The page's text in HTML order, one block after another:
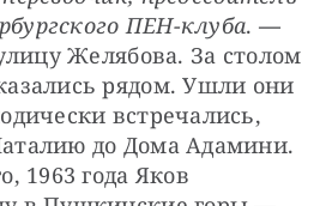
ПЕН-клуба. —
Желябова. За столом
рядом. Ушли они
встречались,
до Дома Адамини.
1963 года Яков